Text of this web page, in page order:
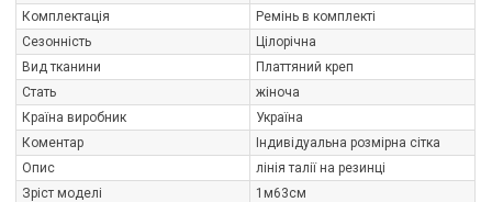
Комплектація
Ремінь в комплекті
Сезонність
Цілорічна
Вид тканини
Платтяний креп
Стать
жіноча
Країна виробник
Україна
Коментар
Індивідуальна розмірна сітка
Опис
лінія талії на резинці
Зріст моделі
1м63см